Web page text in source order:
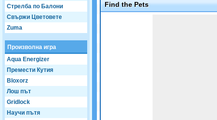
Стрелба по Балони
Свържи Цветовете
Zuma
Произволна игра
Aqua Energizer
Премести Кутия
Bloxorz
Лош път
Gridlock
Научи пътя
Find the Pets